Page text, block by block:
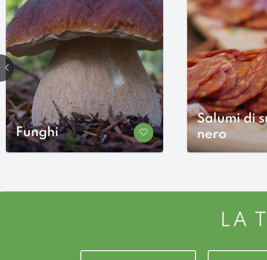
Funghi Salva nei preferiti
Salumi di
nero
precedente
LA